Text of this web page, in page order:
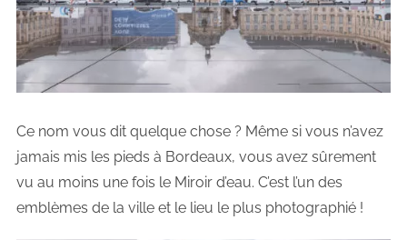
Ce nom vous dit quelque chose ? Même si vous n’avez
jamais mis les pieds à Bordeaux, vous avez sûrement
vu au moins une fois le Miroir d’eau. C’est l’un des
emblèmes de la ville et le lieu le plus photographié !